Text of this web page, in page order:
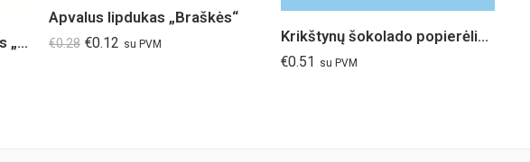
Krikštynų lauktuvių lipdukas „Drugeliai“
Apvalus lipdukas „Braškės“
€0.28 €0.12 su PVM
Krikštynų šokolado popierėlis „Jūra“
€0.51 su PVM